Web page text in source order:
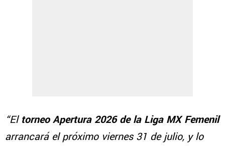
“El torneo Apertura 2026 de la Liga MX Femenil
arrancará el próximo viernes 31 de julio, y lo